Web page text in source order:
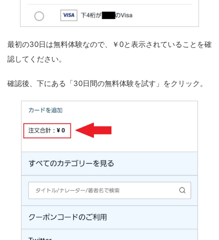
最初の30日は無料体験なので、￥0と表示されていることを確
認してください。
確認後、下にある「30日間の無料体験を試す」をクリック。